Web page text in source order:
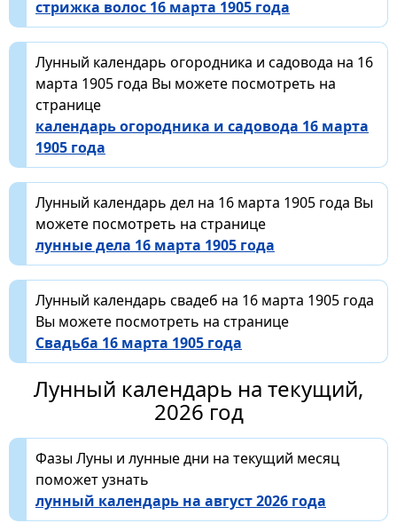
стрижка волос 16 марта 1905 года
Лунный календарь огородника и садовода на 16
марта 1905 года Вы можете посмотреть на
странице
календарь огородника и садовода 16 марта
1905 года
Лунный календарь дел на 16 марта 1905 года Вы
можете посмотреть на странице
лунные дела 16 марта 1905 года
Лунный календарь свадеб на 16 марта 1905 года
Вы можете посмотреть на странице
Свадьба 16 марта 1905 года
Лунный календарь на текущий,
2026 год
Фазы Луны и лунные дни на текущий месяц
поможет узнать
лунный календарь на август 2026 года